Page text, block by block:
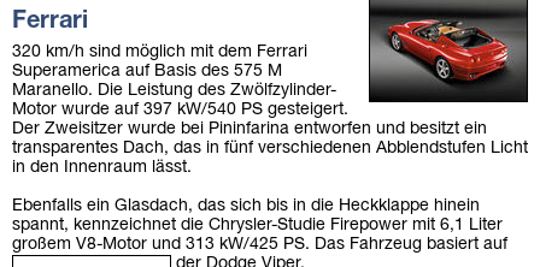
Ferrari
320 km/h sind möglich mit dem Ferrari
Superamerica auf Basis des 575 M
Maranello. Die Leistung des Zwölfzylinder-
Motor wurde auf 397 kW/540 PS gesteigert.
Der Zweisitzer wurde bei Pininfarina entworfen und besitzt ein
transparentes Dach, das in fünf verschiedenen Abblendstufen Licht
in den Innenraum lässt.
Ebenfalls ein Glasdach, das sich bis in die Heckklappe hinein
spannt, kennzeichnet die Chrysler-Studie Firepower mit 6,1 Liter
großem V8-Motor und 313 kW/425 PS. Das Fahrzeug basiert auf
der Dodge Viper.